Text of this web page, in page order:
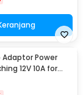
Adaptor Power
12V 10A for
- S-120-12